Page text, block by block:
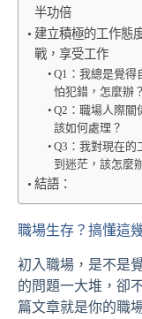
半功倍
建立積極的工作態
戰，享受工作
Q1：我總是覺得
怕犯錯，怎麼辦？
Q2：職場人際關
該如何處理？
Q3：我對現在的
到迷茫，該怎麼
結語：
職場生存？搞懂這
初入職場，是不是
的問題一大堆，卻
篇文章就是你的職